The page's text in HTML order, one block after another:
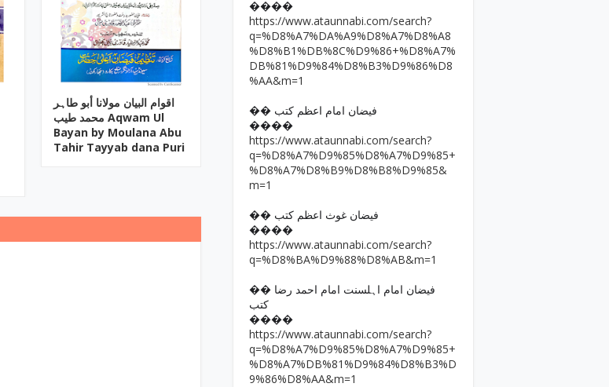
اقوام البیان مولانا أبو طاہر
محمد طیب Aqwam Ul
Bayan by Moulana Abu
Tahir Tayyab dana Puri
����
https://www.ataunnabi.com/search?
q=%D8%A7%DA%A9%D8%A7%D8%A8
%D8%B1%DB%8C%D9%86+%D8%A7%
DB%81%D9%84%D8%B3%D9%86%D8
%AA&m=1
�� فیضان امام اعظم کتب
����
https://www.ataunnabi.com/search?
q=%D8%A7%D9%85%D8%A7%D9%85+
%D8%A7%D8%B9%D8%B8%D9%85&
m=1
�� فیضان غوث اعظم کتب
����
https://www.ataunnabi.com/search?
q=%D8%BA%D9%88%D8%AB&m=1
�� فیضان امام اہلسنت امام احمد رضا
کتب
����
https://www.ataunnabi.com/search?
q=%D8%A7%D9%85%D8%A7%D9%85+
%D8%A7%DB%81%D9%84%D8%B3%D
9%86%D8%AA&m=1